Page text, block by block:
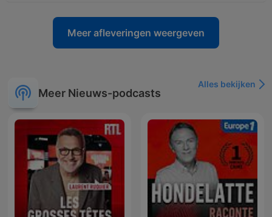
Meer afleveringen weergeven
Meer Nieuws-podcasts
Alles bekijken